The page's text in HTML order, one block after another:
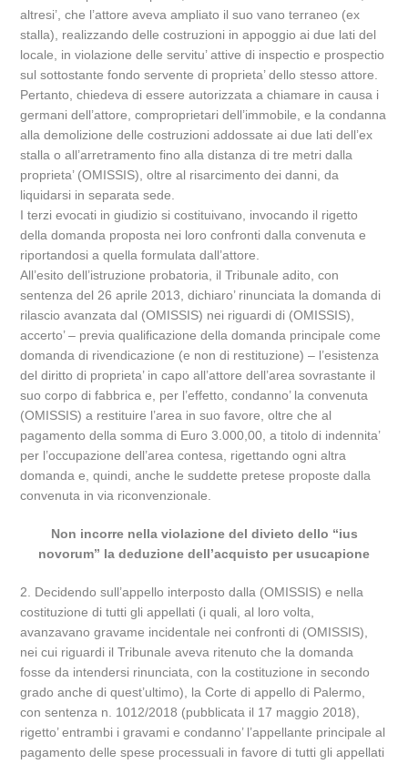
altresi’, che l’attore aveva ampliato il suo vano terraneo (ex
stalla), realizzando delle costruzioni in appoggio ai due lati del
locale, in violazione delle servitu’ attive di inspectio e prospectio
sul sottostante fondo servente di proprieta’ dello stesso attore.
Pertanto, chiedeva di essere autorizzata a chiamare in causa i
germani dell’attore, comproprietari dell’immobile, e la condanna
alla demolizione delle costruzioni addossate ai due lati dell’ex
stalla o all’arretramento fino alla distanza di tre metri dalla
proprieta’ (OMISSIS), oltre al risarcimento dei danni, da
liquidarsi in separata sede.
I terzi evocati in giudizio si costituivano, invocando il rigetto
della domanda proposta nei loro confronti dalla convenuta e
riportandosi a quella formulata dall’attore.
All’esito dell’istruzione probatoria, il Tribunale adito, con
sentenza del 26 aprile 2013, dichiaro’ rinunciata la domanda di
rilascio avanzata dal (OMISSIS) nei riguardi di (OMISSIS),
accerto’ – previa qualificazione della domanda principale come
domanda di rivendicazione (e non di restituzione) – l’esistenza
del diritto di proprieta’ in capo all’attore dell’area sovrastante il
suo corpo di fabbrica e, per l’effetto, condanno’ la convenuta
(OMISSIS) a restituire l’area in suo favore, oltre che al
pagamento della somma di Euro 3.000,00, a titolo di indennita’
per l’occupazione dell’area contesa, rigettando ogni altra
domanda e, quindi, anche le suddette pretese proposte dalla
convenuta in via riconvenzionale.
Non incorre nella violazione del divieto dello “ius
novorum” la deduzione dell’acquisto per usucapione
2. Decidendo sull’appello interposto dalla (OMISSIS) e nella
costituzione di tutti gli appellati (i quali, al loro volta,
avanzavano gravame incidentale nei confronti di (OMISSIS),
nei cui riguardi il Tribunale aveva ritenuto che la domanda
fosse da intendersi rinunciata, con la costituzione in secondo
grado anche di quest’ultimo), la Corte di appello di Palermo,
con sentenza n. 1012/2018 (pubblicata il 17 maggio 2018),
rigetto’ entrambi i gravami e condanno’ l’appellante principale al
pagamento delle spese processuali in favore di tutti gli appellati